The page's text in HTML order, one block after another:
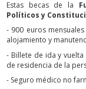
Estas becas de la
Políticos y
- 900 euros
alojamiento y
- Billete de ida y
de residencia de la
- Seguro médico no